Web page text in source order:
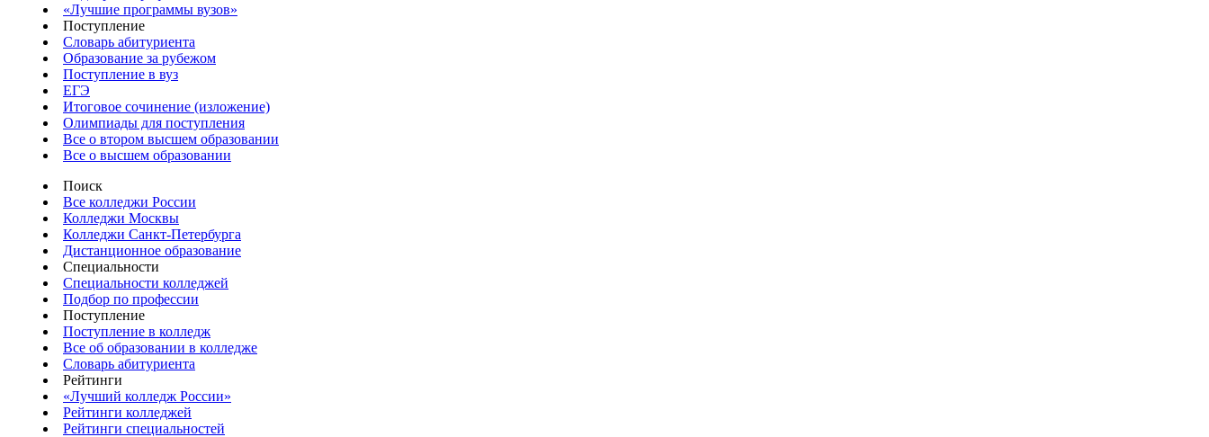
«Лучшие программы вузов»
Поступление
Словарь абитуриента
Образование за рубежом
Поступление в вуз
ЕГЭ
Итоговое сочинение (изложение)
Олимпиады для поступления
Все о втором высшем образовании
Все о высшем образовании
Поиск
Все колледжи России
Колледжи Москвы
Колледжи Санкт-Петербурга
Дистанционное образование
Специальности
Специальности колледжей
Подбор по профессии
Поступление
Поступление в колледж
Все об образовании в колледже
Словарь абитуриента
Рейтинги
«Лучший колледж России»
Рейтинги колледжей
Рейтинги специальностей